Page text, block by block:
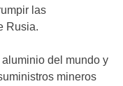
las
Rusia.
del mundo y
mineros